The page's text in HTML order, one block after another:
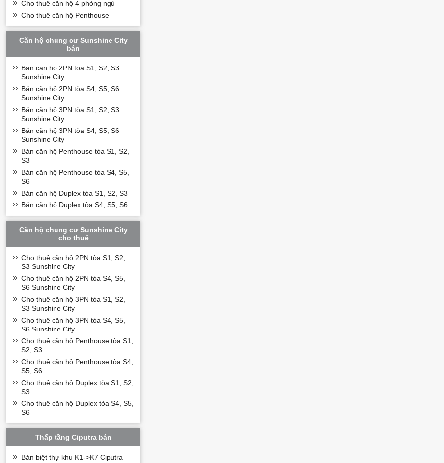
Cho thuê căn hộ 4 phòng ngủ
Cho thuê căn hộ Penthouse
Căn hộ chung cư Sunshine City
bán
Bán căn hộ 2PN tòa S1, S2, S3
Sunshine City
Bán căn hộ 2PN tòa S4, S5, S6
Sunshine City
Bán căn hộ 3PN tòa S1, S2, S3
Sunshine City
Bán căn hộ 3PN tòa S4, S5, S6
Sunshine City
Bán căn hộ Penthouse tòa S1, S2,
S3
Bán căn hộ Penthouse tòa S4, S5,
S6
Bán căn hộ Duplex tòa S1, S2, S3
Bán căn hộ Duplex tòa S4, S5, S6
Căn hộ chung cư Sunshine City
cho thuê
Cho thuê căn hộ 2PN tòa S1, S2,
S3 Sunshine City
Cho thuê căn hộ 2PN tòa S4, S5,
S6 Sunshine City
Cho thuê căn hộ 3PN tòa S1, S2,
S3 Sunshine City
Cho thuê căn hộ 3PN tòa S4, S5,
S6 Sunshine City
Cho thuê căn hộ Penthouse tòa S1,
S2, S3
Cho thuê căn hộ Penthouse tòa S4,
S5, S6
Cho thuê căn hộ Duplex tòa S1, S2,
S3
Cho thuê căn hộ Duplex tòa S4, S5,
S6
Thấp tầng Ciputra bán
Bán biệt thự khu K1->K7 Ciputra